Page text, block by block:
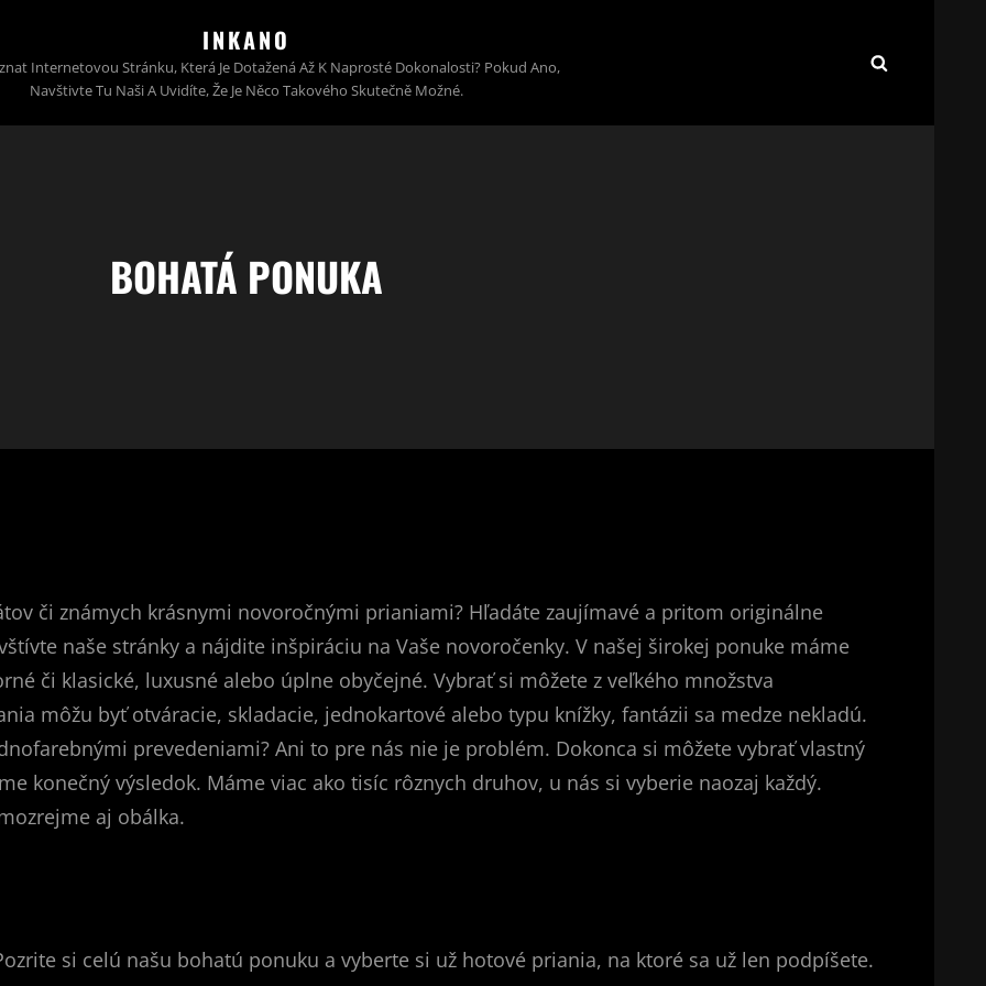
INKANO
Internetovou Stránku, Která Je Dotažená Až K Naprosté Dokonalosti? Pokud Ano,
Navštivte Tu Naši A Uvidíte, Že Je Něco Takového Skutečně Možné.
BOHATÁ PONUKA
či známych krásnymi novoročnými prianiami? Hľadáte zaujímavé a pritom originálne
naše stránky a nájdite inšpiráciu na Vaše novoročenky. V našej širokej ponuke máme
či klasické, luxusné alebo úplne obyčejné. Vybrať si môžete z veľkého množstva
môžu byť otváracie, skladacie, jednokartové alebo typu knížky, fantázii sa medze nekladú.
prevedeniami? Ani to pre nás nie je problém. Dokonca si môžete vybrať vlastný
konečný výsledok. Máme viac ako tisíc rôznych druhov, u nás si vyberie naozaj každý.
aj obálka.
si celú našu bohatú ponuku a vyberte si už hotové priania, na ktoré sa už len podpíšete.